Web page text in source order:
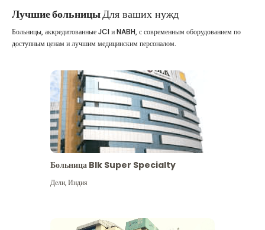
Лучшие больницыДля ваших нужд
Больницы, аккредитованные JCI и NABH, с современным оборудованием по
доступным ценам и лучшим медицинским персоналом.
Больница Blk Super Specialty
Дели,Индия